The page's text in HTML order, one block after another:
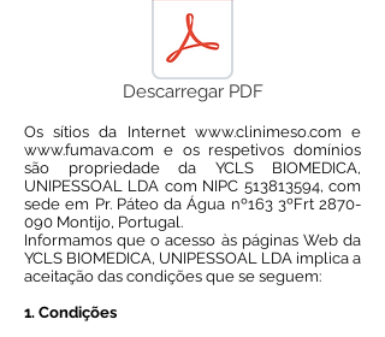
Descarregar PDF
Os sítios da Internet www.clinimeso.com e
www.fumava.com e os respetivos domínios
são propriedade da YCLS BIOMEDICA,
UNIPESSOAL LDA com NIPC 513813594, com
sede em Pr. Páteo da Água nº163 3ºFrt 2870-
090 Montijo, Portugal.
Informamos que o acesso às páginas Web da
YCLS BIOMEDICA, UNIPESSOAL LDA implica a
aceitação das condições que se seguem:
1. Condições